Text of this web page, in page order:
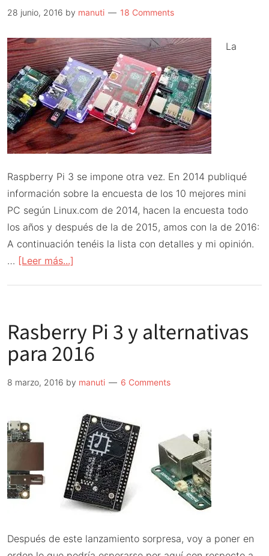
28 junio, 2016 by manuti 18 Comments
La
Raspberry Pi 3 se impone otra vez. En 2014 publiqué
información sobre la encuesta de los 10 mejores mini
PC según Linux.com de 2014, hacen la encuesta todo
los años y después de la de 2015, amos con la de 2016:
A continuación tenéis la lista con detalles y mi opinión.
… [Leer más...]
3
la
reina
de
mini
PC
Rasberry Pi 3 y alternativas
para 2016
8 marzo, 2016 by manuti 6 Comments
Después de este lanzamiento sorpresa, voy a poner en